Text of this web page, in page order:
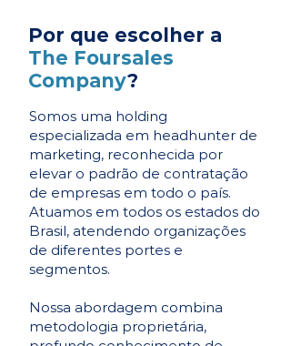
Por que escolher a
The Foursales
Company?
Somos uma holding
especializada em headhunter de
marketing, reconhecida por
elevar o padrão de contratação
de empresas em todo o país.
Atuamos em todos os estados do
Brasil, atendendo organizações
de diferentes portes e
segmentos.
Nossa abordagem combina
metodologia proprietária,